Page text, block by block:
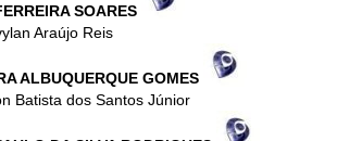
SOARES
Araújo Reis
ALBUQUERQUE GOMES
Batista dos Santos Júnior